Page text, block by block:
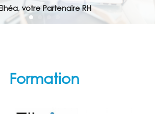
votre Partenaire RH
Formation